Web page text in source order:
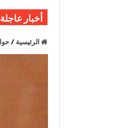
أخبار عاجلة
الرئيسية /